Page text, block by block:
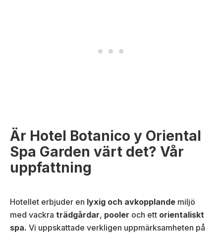
Är Hotel Botanico y Oriental
Spa Garden värt det? Vår
uppfattning
Hotellet erbjuder en lyxig och avkopplande miljö
med vackra trädgårdar, pooler och ett orientaliskt
spa. Vi uppskattade verkligen uppmärksamheten på